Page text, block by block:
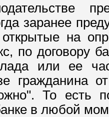
заранее
на
по договору
или ее
гражданина
То есть
в любой